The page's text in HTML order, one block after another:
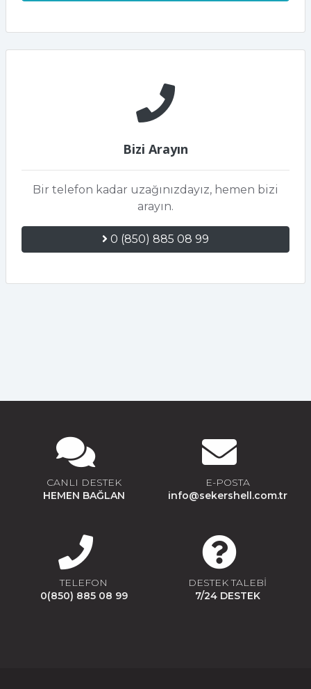
Bizi Arayın
Bir telefon kadar uzağınızdayız, hemen bizi
arayın.
0 (850) 885 08 99
CANLI DESTEK
HEMEN BAĞLAN
E-POSTA
info@sekershell.com.tr
TELEFON
0(850) 885 08 99
DESTEK TALEBİ
7/24 DESTEK